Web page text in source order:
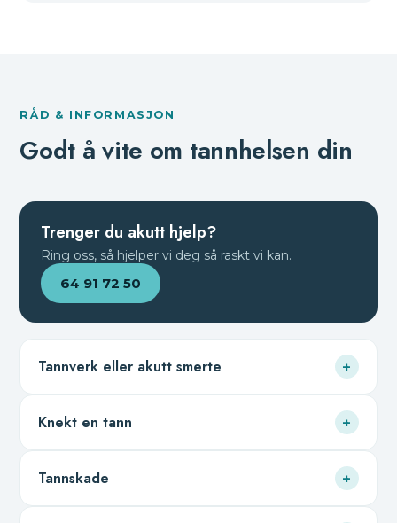
RÅD & INFORMASJON
Godt å vite om tannhelsen din
Trenger du akutt hjelp?
Ring oss, så hjelper vi deg så raskt vi kan.
64 91 72 50
Tannverk eller akutt smerte +
Knekt en tann +
Tannskade +